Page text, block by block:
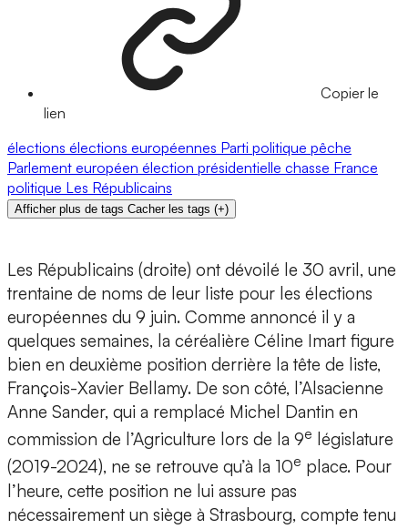
Copier le
lien
élections élections européennes Parti politique pêche
Parlement européen élection présidentielle chasse France
politique Les Républicains
Afficher plus de tags Cacher les tags (+)
Les Républicains (droite) ont dévoilé le 30 avril, une
trentaine de noms de leur liste pour les élections
européennes du 9 juin. Comme annoncé il y a
quelques semaines, la céréalière Céline Imart figure
bien en deuxième position derrière la tête de liste,
François-Xavier Bellamy. De son côté, l’Alsacienne
Anne Sander, qui a remplacé Michel Dantin en
commission de l’Agriculture lors de la 9e législature
(2019-2024), ne se retrouve qu’à la 10e place. Pour
l’heure, cette position ne lui assure pas
nécessairement un siège à Strasbourg, compte tenu